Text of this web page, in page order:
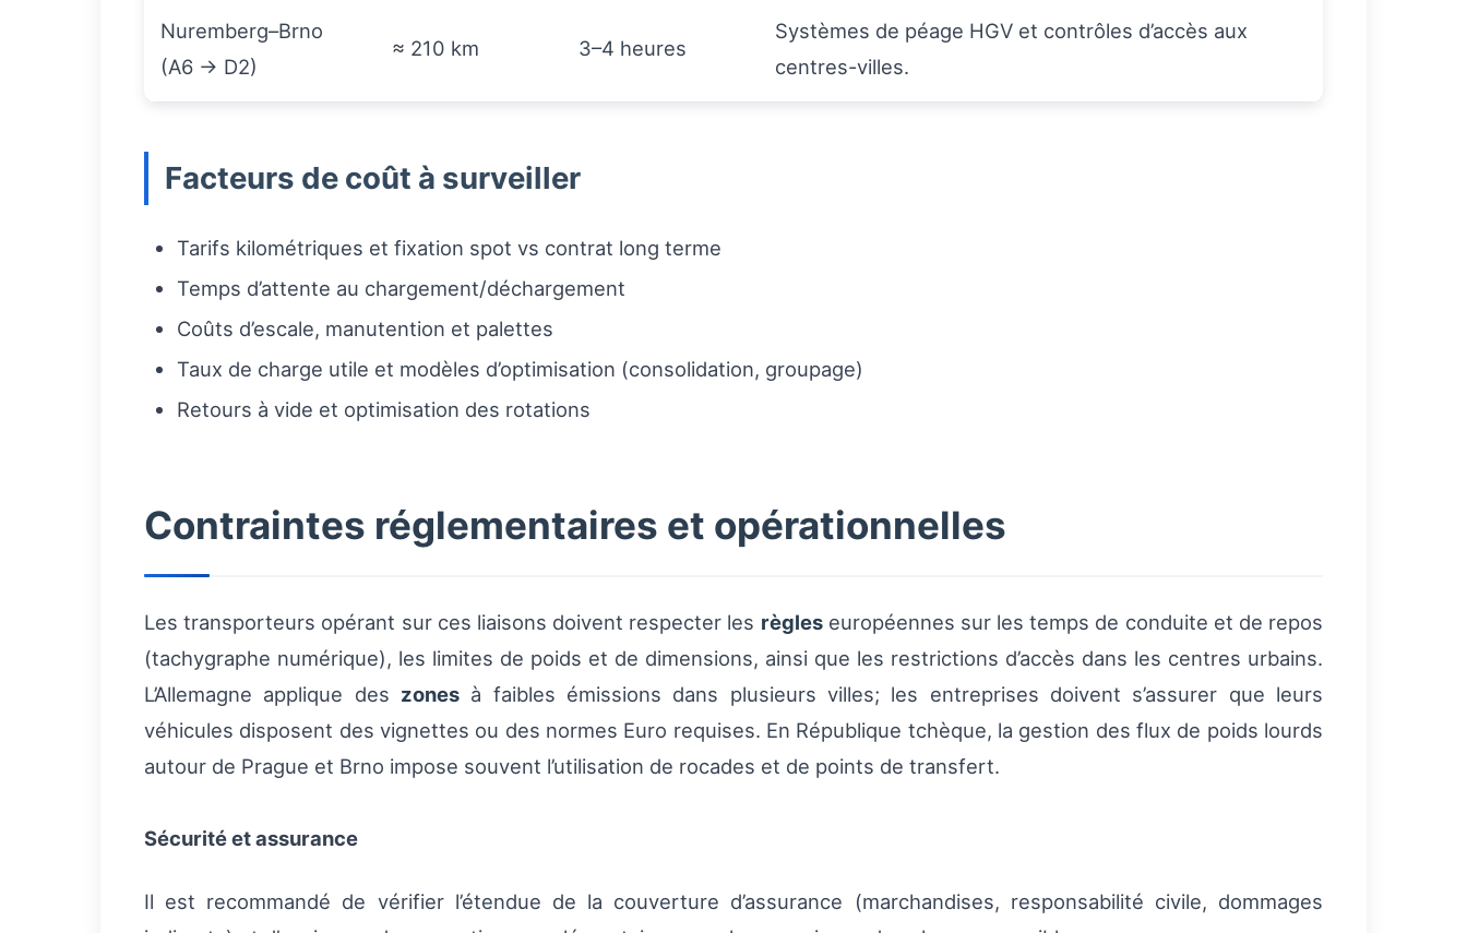
Nuremberg–Brno
(A6 → D2)
≈ 210 km 3–4 heures
Systèmes de péage HGV et contrôles d’accès aux
centres-villes.
Facteurs de coût à surveiller
Tarifs kilométriques et fixation spot vs contrat long terme
Temps d’attente au chargement/déchargement
Coûts d’escale, manutention et palettes
Taux de charge utile et modèles d’optimisation (consolidation, groupage)
Retours à vide et optimisation des rotations
Contraintes réglementaires et opérationnelles
Les transporteurs opérant sur ces liaisons doivent respecter les règleseuropéennes sur les temps de conduite et de repos
(tachygraphe numérique), les limites de poids et de dimensions, ainsi que les restrictions d’accès dans les centres urbains.
L’Allemagne applique des zones à faibles émissions dans plusieurs villes; les entreprises doivent s’assurer que leurs
véhicules disposent des vignettes ou des normes Euro requises. En République tchèque, la gestion des flux de poids lourds
autour de Prague et Brno impose souvent l’utilisation de rocades et de points de transfert.
Sécurité et assurance
Il est recommandé de vérifier l’étendue de la couverture d’assurance (marchandises, responsabilité civile, dommages